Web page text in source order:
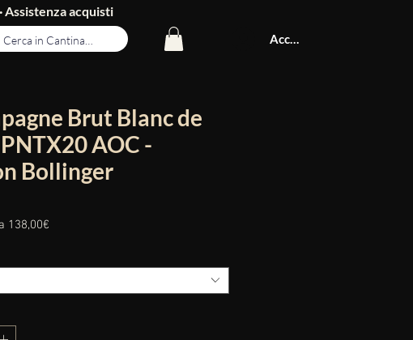
Assistenza acquisti
Accedi
Brut Blanc de
AOC -
Bollinger
138,00€